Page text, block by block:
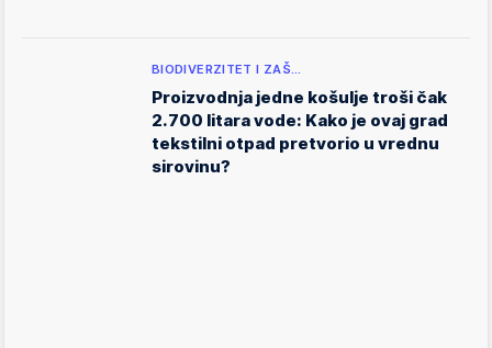
BIODIVERZITET I ZAŠ…
Proizvodnja jedne košulje troši čak
2.700 litara vode: Kako je ovaj grad
tekstilni otpad pretvorio u vrednu
sirovinu?